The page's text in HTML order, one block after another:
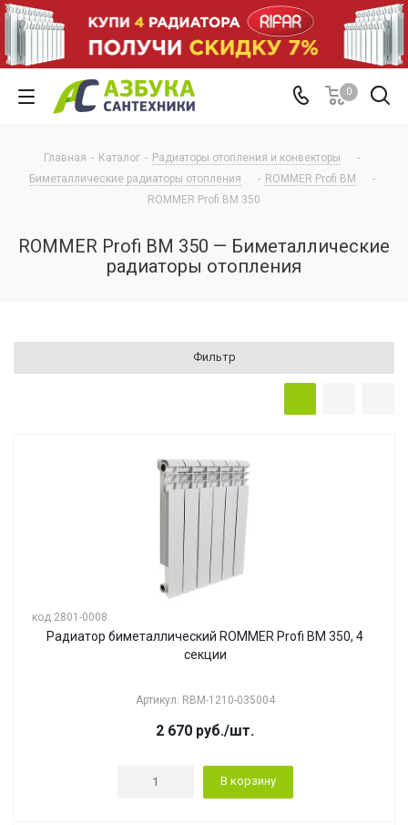
0
Главная - Каталог - Радиаторы отопления и конвекторы
-
Биметаллические радиаторы отопления
- ROMMER Profi BM
-
ROMMER Profi BM 350
ROMMER Profi BM 350 — Биметаллические
радиаторы отопления
Фильтр
код 2801-0008
Радиатор биметаллический ROMMER Profi BM 350, 4
секции
Артикул: RBM-1210-035004
2 670 руб./шт.
В корзину